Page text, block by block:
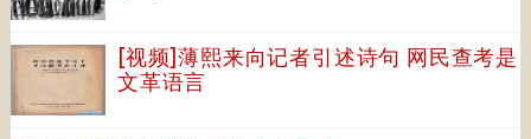
[视频]薄熙来向记者引述诗句 网民查考是
文革语言